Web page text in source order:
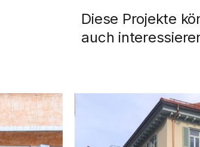
Diese Projekte
auch